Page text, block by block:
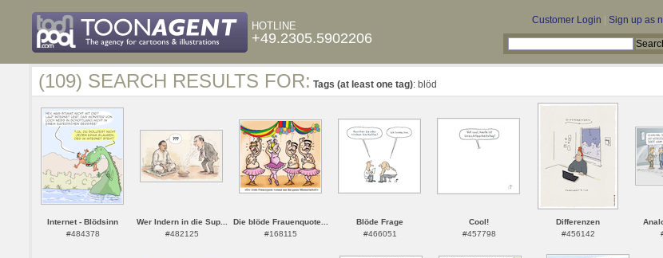
HOTLINE
+49.2305.5902206
Customer Login Sign up as
(109) SEARCH RESULTS FOR: Tags (at least one tag): blöd
Internet - Blödsinn
#484378
Wer Indern in die Sup...
#482125
Die blöde Frauenquote...
#168115
Blöde Frage
#466051
Cool!
#457798
Differenzen
#456142